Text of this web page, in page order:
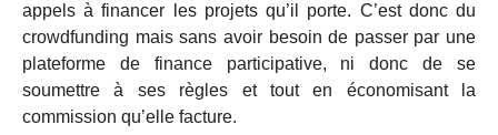
appels à financer les projets qu’il porte. C’est donc du
crowdfunding mais sans avoir besoin de passer par une
plateforme de finance participative, ni donc de se
soumettre à ses règles et tout en économisant la
commission qu’elle facture.